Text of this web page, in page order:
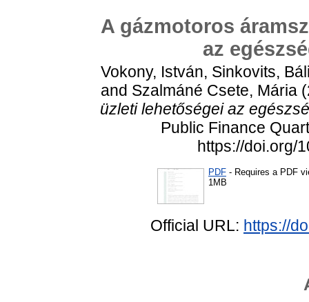
A gázmotoros
az
Vokony, István, Sinkovits,
and Szalmáné Csete, Mária
üzleti lehetőségei az
Public Finance
https://doi.org/
PDF - Requires a PDF
1MB
Official URL: https://